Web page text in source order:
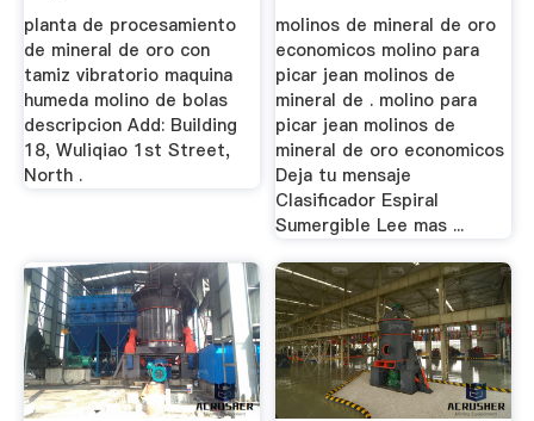
planta de procesamiento
de mineral de oro con
tamiz vibratorio maquina
humeda molino de bolas
descripcion Add: Building
18, Wuliqiao 1st Street,
North .
molinos de mineral de oro
economicos molino para
picar jean molinos de
mineral de . molino para
picar jean molinos de
mineral de oro economicos
Deja tu mensaje
Clasificador Espiral
Sumergible Lee mas ...